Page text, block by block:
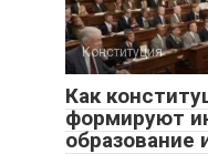
Конституция
Как
формируют
образование